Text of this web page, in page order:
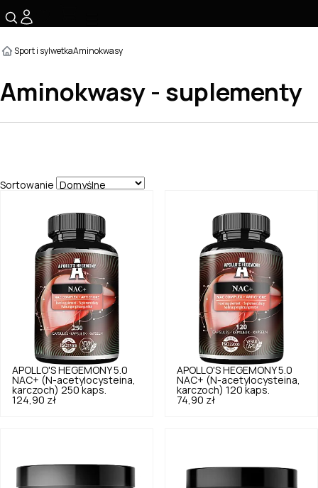
Sport i sylwetkaAminokwasy
Aminokwasy - suplementy
Sortowanie
APOLLO'S HEGEMONY 5.0
NAC+ (N-acetylocysteina,
karczoch) 250 kaps.
124,90 zł
APOLLO'S HEGEMONY 5.0
NAC+ (N-acetylocysteina,
karczoch) 120 kaps.
74,90 zł